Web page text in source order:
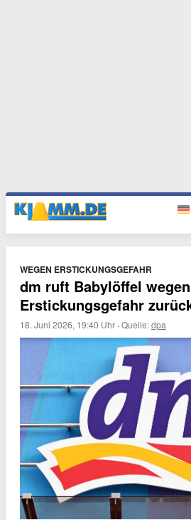
WEGEN ERSTICKUNGSGEFAHR
dm ruft Babylöffel wegen
Erstickungsgefahr
18. Juni 2026, 19:40 Uhr ·Quelle:dpa